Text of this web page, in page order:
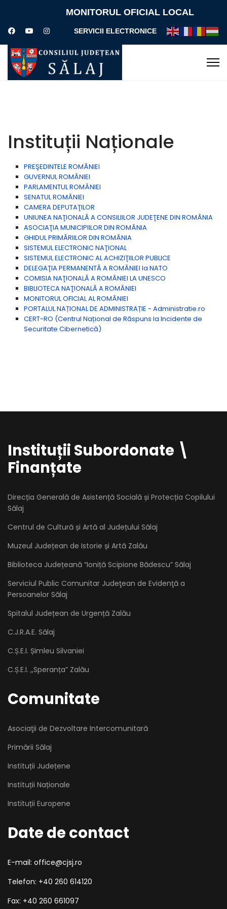
MONITORUL OFICIAL LOCAL
SERVICII ELECTRONICE
Instituții Naționale
PREŞEDINTELE ROMÂNIEI
GUVERNUL ROMÂNIEI
PARLAMENTUL ROMÂNIEI
SENATUL ROMÂNIEI
CAMERA DEPUTAŢILOR
UNIUNEA NAŢIONALĂ A CONSILIILOR JUDEŢENE DIN ROMÂNIA
ASOCIAŢIA MUNICIPIILOR DIN ROMÂNIA
GHIDUL PRIMĂRIILOR DIN ROMÂNIA
SISTEMUL ELECTRONIC NAŢIONAL
SISTEMUL ELECTRONIC AL ACHIZIŢIILOR PUBLICE
DELEGAŢIA PERMANENTĂ A ROMÂNIEI la NATO
COMISIA NAŢIONALĂ A ROMÂNIEI LA UNESCO
BIBLIOTECA NAŢIONALĂ A ROMÂNIEI
MONITORUL OFICIAL AL ROMÂNIEI
PORTALUL NAȚIONAL DE ADMINISTRAȚIE - Administratie.ro
CERT-RO (Centrul Național de Răspuns la Incidente de
Securitate Cibernetică)
Instituții Subordonate \
Finanțate
Direcția Generală de Asistență Socială și Protecția Copilului
Sălaj
Centrul de Cultură și Artă al Județului Sălaj
Muzeul Județean de Istorie și Artă Zalău
Biblioteca Județeană “Ioniță Scipione Bădescu” Sălaj
Serviciul Public Comunitar Judeţean de Evidenţă a
Persoanelor Sălaj
Spitalul Județean de Urgență Zalău
C.J.R.A.E. Sălaj
C.Ș.E.I. Șimleu Silvaniei
C.Ș.E.I. ,,Speranța” Zalău
Comunitate
Asociaţii de Dezvoltare Intercomunitară
Primării Sălaj
Instituții Județene
Instituții Naționale
Instituții Europene
Date de contact
E-mail: office@cjsj.ro
Telefon: +40 260 614120
Fax: +40 260 661097